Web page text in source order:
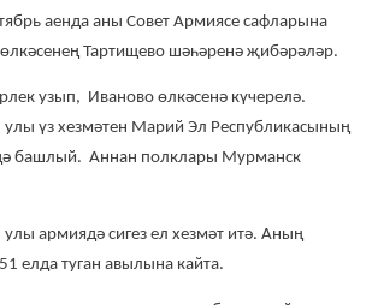
аенда аны Совет Армиясе сафларына
Тартищево шәһәренә җибәрәләр.
узып, Иваново өлкәсенә күчерелә.
үз хезмәтен Марий Эл Республикасының
башлый. Аннан полклары Мурманск
армиядә сигез ел хезмәт итә. Аның
елда туган авылына кайта.